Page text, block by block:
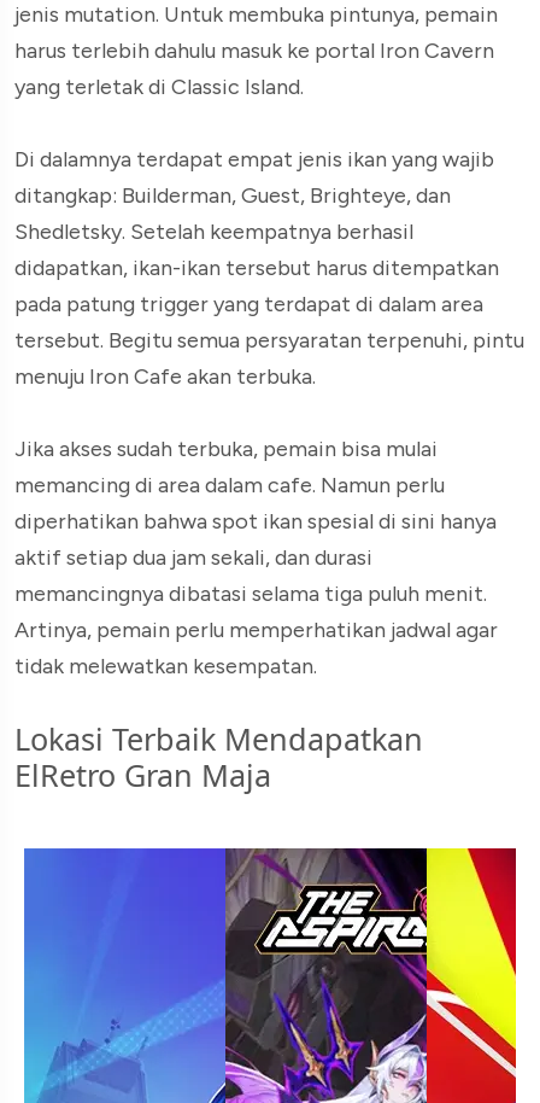
jenis mutation. Untuk membuka pintunya, pemain
harus terlebih dahulu masuk ke portal Iron Cavern
yang terletak di Classic Island.
Di dalamnya terdapat empat jenis ikan yang wajib
ditangkap: Builderman, Guest, Brighteye, dan
Shedletsky. Setelah keempatnya berhasil
didapatkan, ikan-ikan tersebut harus ditempatkan
pada patung trigger yang terdapat di dalam area
tersebut. Begitu semua persyaratan terpenuhi, pintu
menuju Iron Cafe akan terbuka.
Jika akses sudah terbuka, pemain bisa mulai
memancing di area dalam cafe. Namun perlu
diperhatikan bahwa spot ikan spesial di sini hanya
aktif setiap dua jam sekali, dan durasi
memancingnya dibatasi selama tiga puluh menit.
Artinya, pemain perlu memperhatikan jadwal agar
tidak melewatkan kesempatan.
Lokasi Terbaik Mendapatkan
ElRetro Gran Maja